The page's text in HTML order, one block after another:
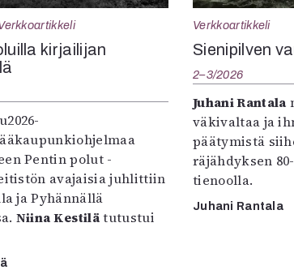
kirjailijan
Pentin polut -
avajaisia juhlittiin
ja Pyhännällä
Niina Kestilätutustui
Verkkoartikkeli
Sienipilven
2–3/2026
Juhani Rantala
väkivaltaa ja
päätymistä
räjähdyksen
tienoolla.
Juhani Rantala